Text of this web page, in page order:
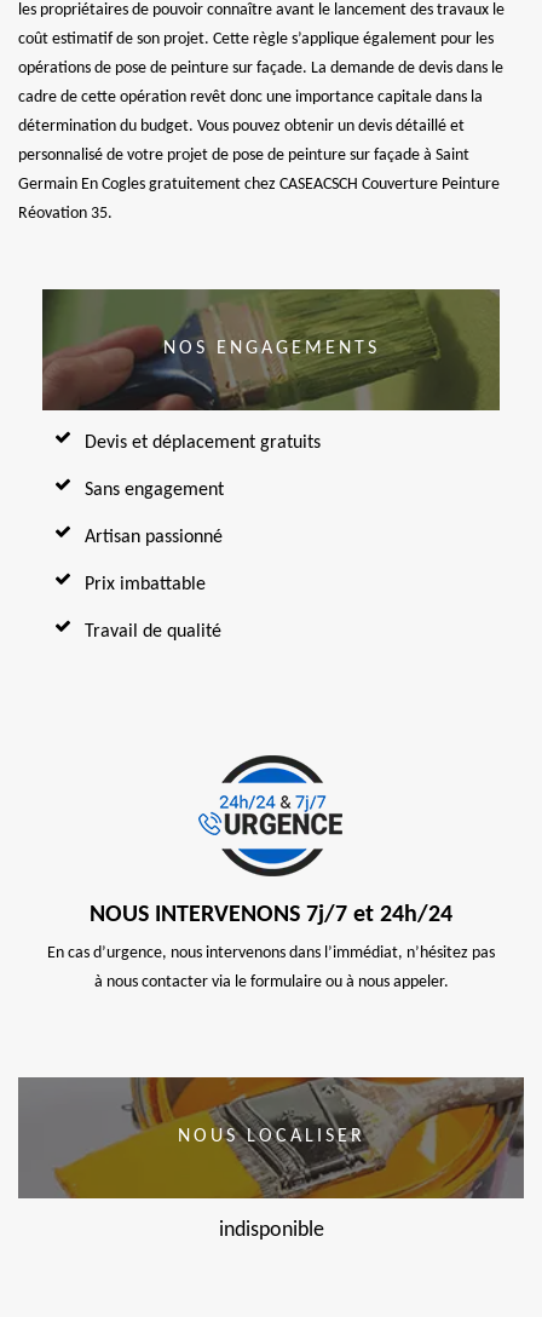
les propriétaires de pouvoir connaître avant le lancement des travaux le
coût estimatif de son projet. Cette règle s’applique également pour les
opérations de pose de peinture sur façade. La demande de devis dans le
cadre de cette opération revêt donc une importance capitale dans la
détermination du budget. Vous pouvez obtenir un devis détaillé et
personnalisé de votre projet de pose de peinture sur façade à Saint
Germain En Cogles gratuitement chez CASEACSCH Couverture Peinture
Réovation 35.
NOS ENGAGEMENTS
Devis et déplacement gratuits
Sans engagement
Artisan passionné
Prix imbattable
Travail de qualité
NOUS INTERVENONS 7j/7 et 24h/24
En cas d’urgence, nous intervenons dans l’immédiat, n’hésitez pas
à nous contacter via le formulaire ou à nous appeler.
NOUS LOCALISER
indisponible